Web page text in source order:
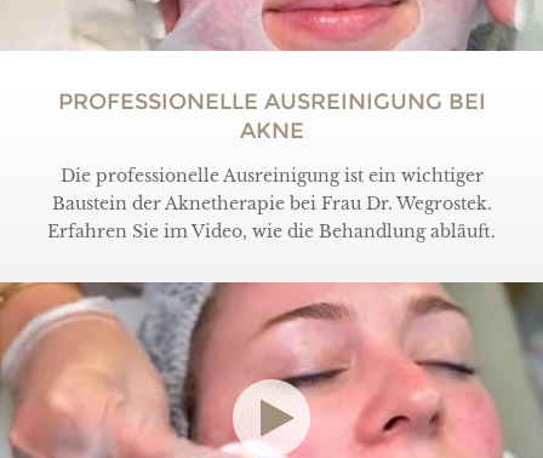
PROFESSIONELLE AUSREINIGUNG BEI
AKNE
Die professionelle Ausreinigung ist ein wichtiger
Baustein der Aknetherapie bei Frau Dr. Wegrostek.
Erfahren Sie im Video, wie die Behandlung abläuft.